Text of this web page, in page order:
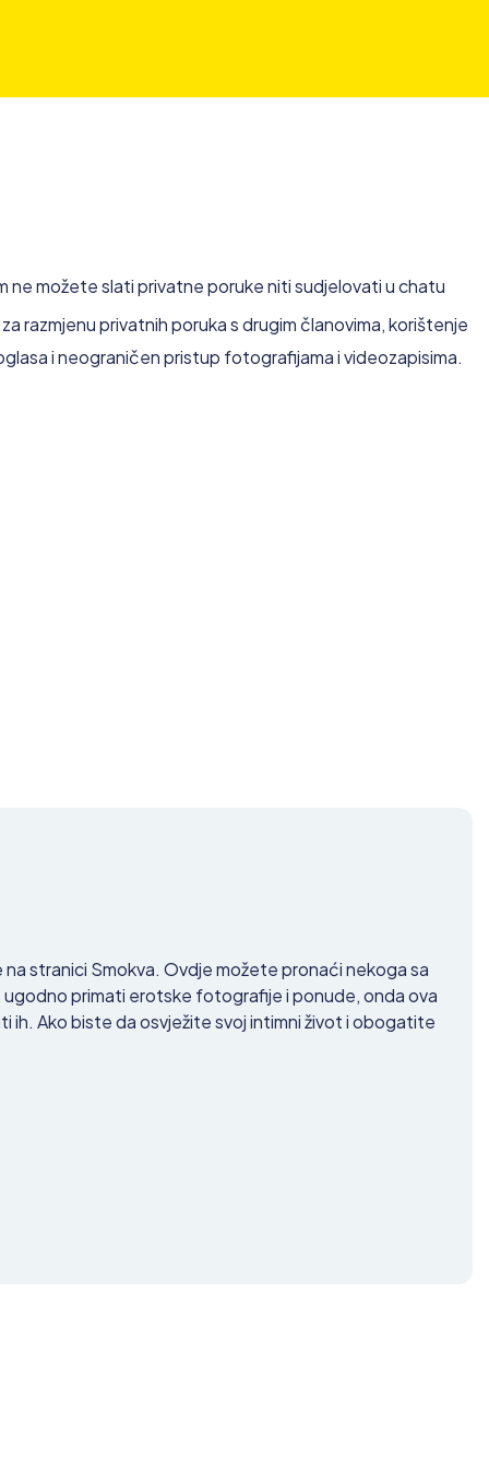
ne možete slati privatne poruke niti sudjelovati u chatu
razmjenu privatnih poruka s drugim članovima, korištenje
i neograničen pristup fotografijama i videozapisima.
stranici Smokva. Ovdje možete pronaći nekoga sa
ugodno primati erotske fotografije i ponude, onda ova
ih. Ako biste da osvježite svoj intimni život i obogatite